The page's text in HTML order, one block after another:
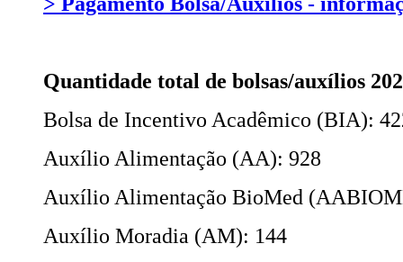
Quantidade total de bolsas/auxílios
Bolsa de Incentivo Acadêmico (BIA):
Auxílio Alimentação (AA): 928
Auxílio Alimentação BioMed
Auxílio Moradia (AM): 144